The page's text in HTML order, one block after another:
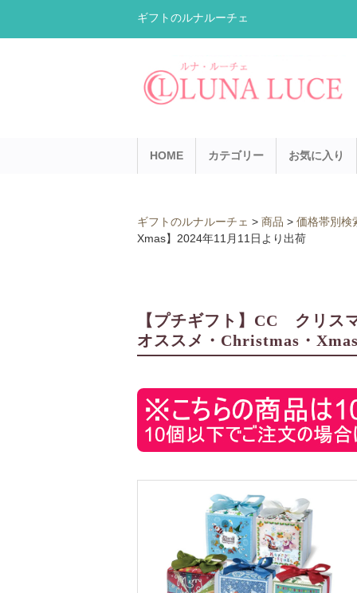
ギフトのルナルーチェ
HOME カテゴリー お気に入り
ギフトのルナルーチェ > 商品 > 価格帯別検
Xmas】2024年11月11日より出荷
【プチギフト】CC クリス
オススメ・Christmas・